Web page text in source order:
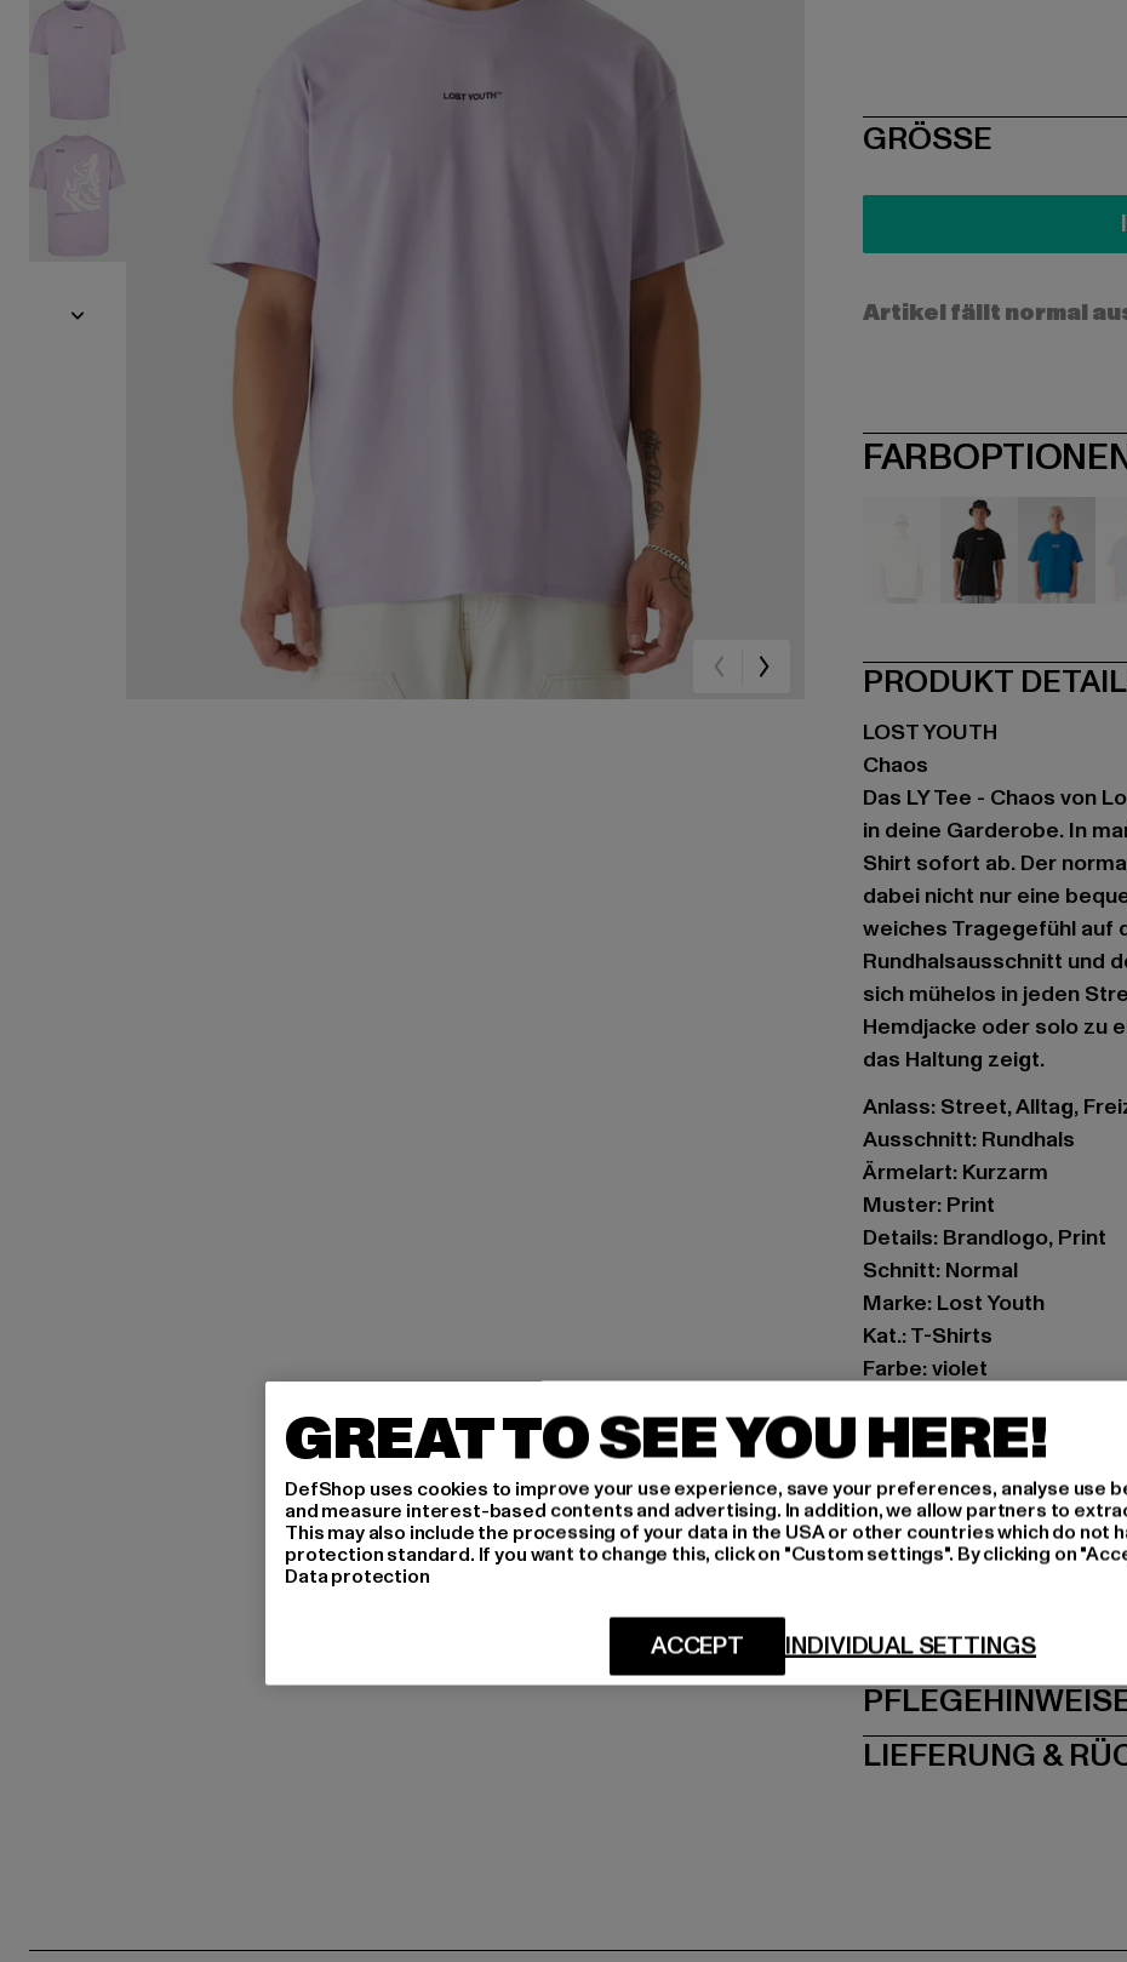
SIZE
GRÖSSE
Artikel fällt normal
PRODUKT
LOST YOUTH
Chaos
Das LY Tee - Chaos von
in deine Garderobe. In
Shirt sofort ab. Der
dabei nicht nur eine
weiches Tragegefühl auf
Rundhalsausschnitt und
sich mühelos in jeden
Hemdjacke oder solo zu
das Haltung zeigt.
Anlass: Street, Alltag,
Ausschnitt: Rundhals
Ärmelart: Kurzarm
Muster: Print
Details: Brandlogo, Print
Schnitt: Normal
Marke: Lost Youth
Kat.: T-Shirts
Farbe: violet
Art.Nr: LY200-00145
Hersteller: TB
Dr.-Robert-Murjahn-
GRÖSSE &
LIEFERUNG &
GREAT TO SEE YOU HERE!
DefShop uses cookies to improve your use experience, save your preferences, analyse use
and measure interest-based contents and advertising. In addition, we allow partners to
This may also include the processing of your data in the USA or other countries which do not
protection standard. If you want to change this, click on "Custom settings". By clicking on
Data protection
INDIVIDUAL SETTINGS
ACCEPT